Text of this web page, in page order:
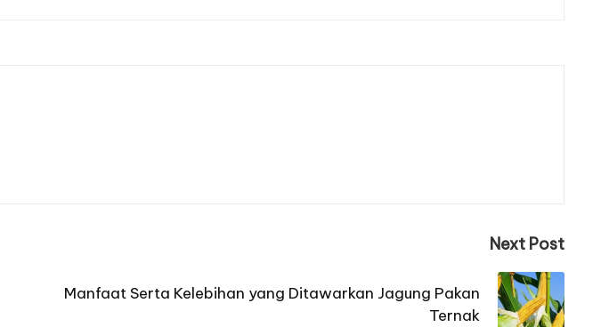
Next Post
Manfaat Serta Kelebihan yang Ditawarkan Jagung Pakan
Ternak